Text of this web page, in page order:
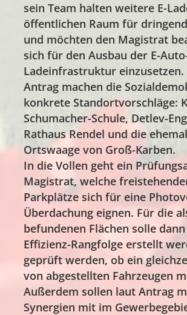
sein Team halten weitere E-
öffentlichen Raum für
und möchten den Magistrat
sich für den Ausbau der E-
Ladeinfrastruktur
Antrag machen die
konkrete Standortvorschläge:
Schumacher-Schule, Detlev-
Rathaus Rendel und die
Ortswaage von Groß-Karben.
In die Vollen geht ein
Magistrat, welche
Parkplätze sich für eine
Überdachung eignen. Für die
befundenen Flächen solle
Effizienz-Rangfolge erstellt
geprüft werden, ob ein
von abgestellten Fahrzeugen
Außerdem sollen laut Antrag
Synergien mit im